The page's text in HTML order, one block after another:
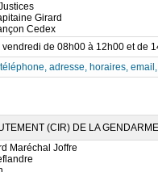
Girard
Cedex
vendredi de 08h00 à 12h00 et de
adresse, horaires,
(CIR) DE LA
Maréchal Joffre